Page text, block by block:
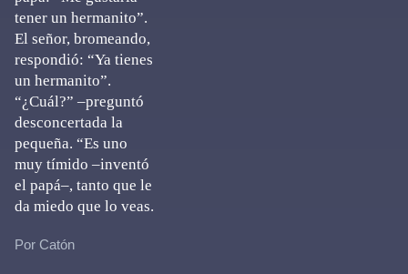
tener un hermanito”.
El señor, bromeando,
respondió: “Ya tienes
un hermanito”.
“¿Cuál?” –preguntó
desconcertada la
pequeña. “Es uno
muy tímido –inventó
el papá–, tanto que le
da miedo que lo veas.
Por Catón